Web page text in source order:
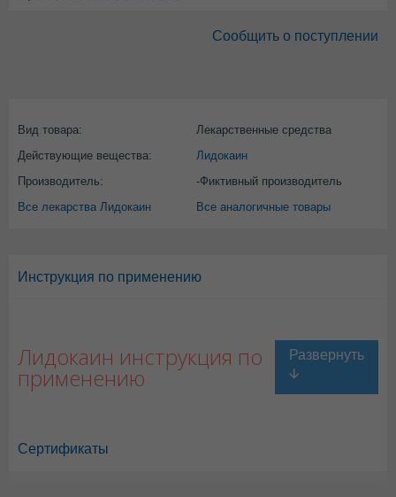
Сообщить о поступлении
Вид товара:
Лекарственные средства
Действующие вещества:
Лидокаин
Производитель:
-Фиктивный производитель
Все лекарства Лидокаин
Все аналогичные товары
Инструкция по применению
Лидокаин инструкция по
применению
Сертификаты